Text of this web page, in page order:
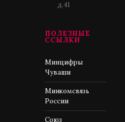
д.41
ПОЛЕЗНЫЕ
ССЫЛКИ
Минцифры
Чуваши
Минкомсвязь
России
Союз